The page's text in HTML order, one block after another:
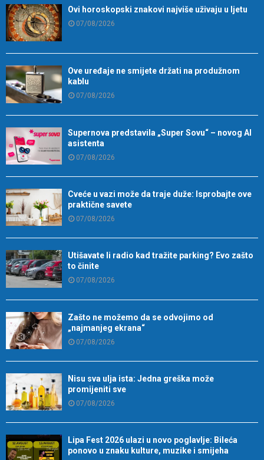
Ovi horoskopski znakovi najviše uživaju u ljetu
07/08/2026
Ove uređaje ne smijete držati na produžnom
kablu
07/08/2026
Supernova predstavila „Super Sovu“ – novog AI
asistenta
07/08/2026
Cveće u vazi može da traje duže: Isprobajte ove
praktične savete
07/08/2026
Utišavate li radio kad tražite parking? Evo zašto
to činite
07/08/2026
Zašto ne možemo da se odvojimo od
„najmanjeg ekrana“
07/08/2026
Nisu sva ulja ista: Jedna greška može
promijeniti sve
07/08/2026
Lipa Fest 2026 ulazi u novo poglavlje: Bileća
ponovo u znaku kulture, muzike i smijeha